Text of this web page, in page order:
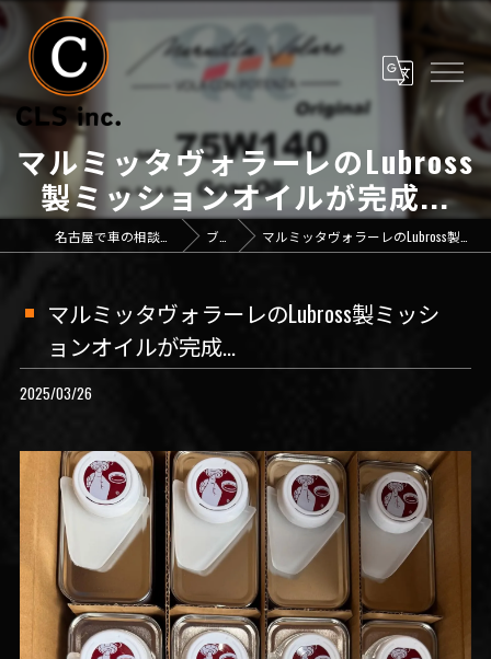
マルミッタヴォラーレのLubross
製ミッションオイルが完成...
ブログ マルミッタヴォラーレのLubross製ミッションオイルが完成...
マルミッタヴォラーレのLubross製ミッシ
ョンオイルが完成...
2025/03/26